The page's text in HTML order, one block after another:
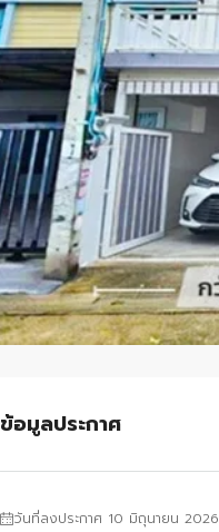
ข้อมูลประกาศ
วันที่ลงประกาศ 10 มิถุนายน 2026